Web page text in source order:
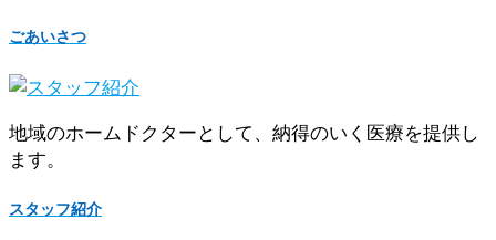
ごあいさつ
地域のホームドクターとして、納得のいく医療を提供し
ます。
スタッフ紹介